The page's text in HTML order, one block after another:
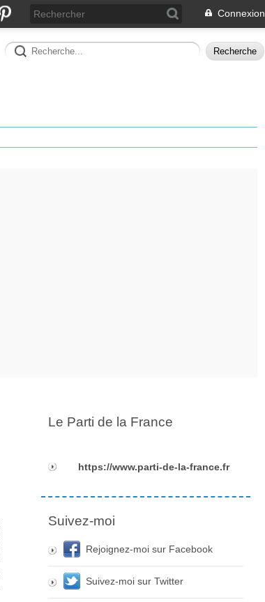
Connexion
Le Parti de la France
https://www.parti-de-la-france.fr
Suivez-moi
Rejoignez-moi sur Facebook
Suivez-moi sur Twitter